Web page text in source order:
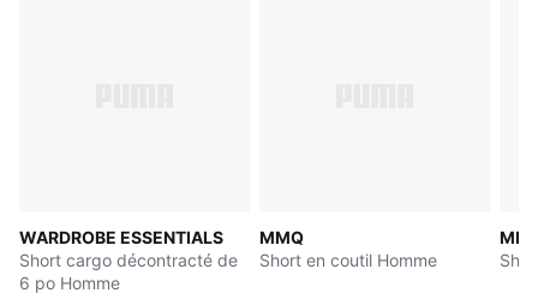
WARDROBE ESSENTIALS
Short cargo décontracté de
6 po Homme
MMQ
Short en coutil Homme